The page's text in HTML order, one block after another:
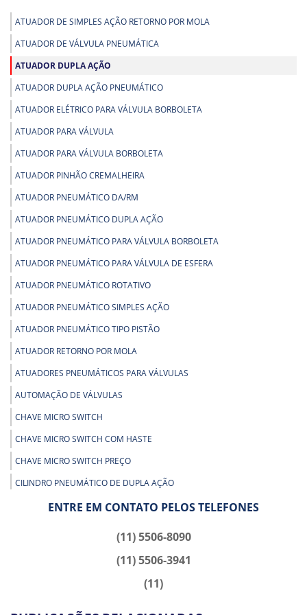
ATUADOR DE SIMPLES AÇÃO RETORNO POR MOLA
ATUADOR DE VÁLVULA PNEUMÁTICA
ATUADOR DUPLA AÇÃO
ATUADOR DUPLA AÇÃO PNEUMÁTICO
ATUADOR ELÉTRICO PARA VÁLVULA BORBOLETA
ATUADOR PARA VÁLVULA
ATUADOR PARA VÁLVULA BORBOLETA
ATUADOR PINHÃO CREMALHEIRA
ATUADOR PNEUMÁTICO DA/RM
ATUADOR PNEUMÁTICO DUPLA AÇÃO
ATUADOR PNEUMÁTICO PARA VÁLVULA BORBOLETA
ATUADOR PNEUMÁTICO PARA VÁLVULA DE ESFERA
ATUADOR PNEUMÁTICO ROTATIVO
ATUADOR PNEUMÁTICO SIMPLES AÇÃO
ATUADOR PNEUMÁTICO TIPO PISTÃO
ATUADOR RETORNO POR MOLA
ATUADORES PNEUMÁTICOS PARA VÁLVULAS
AUTOMAÇÃO DE VÁLVULAS
CHAVE MICRO SWITCH
CHAVE MICRO SWITCH COM HASTE
CHAVE MICRO SWITCH PREÇO
CILINDRO PNEUMÁTICO DE DUPLA AÇÃO
CILINDRO PNEUMÁTICO DUPLA AÇÃO PREÇO
ENGATE RÁPIDO PNEUMÁTICO PREÇO
ENTRE EM CONTATO PELOS TELEFONES
(11) 5506-8090
(11) 5506-3941
(11)